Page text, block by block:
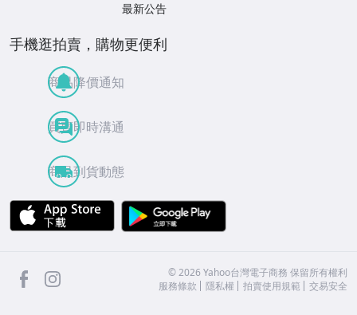
最新公告
手機逛拍賣，購物更便利
商品降價通知
買賣即時溝通
商品到貨動態
APP Store
facebook ©2026 Yahoo台灣電子商務 保留所有權利
服務條款
隱私權 拍賣使用規範 交易安全